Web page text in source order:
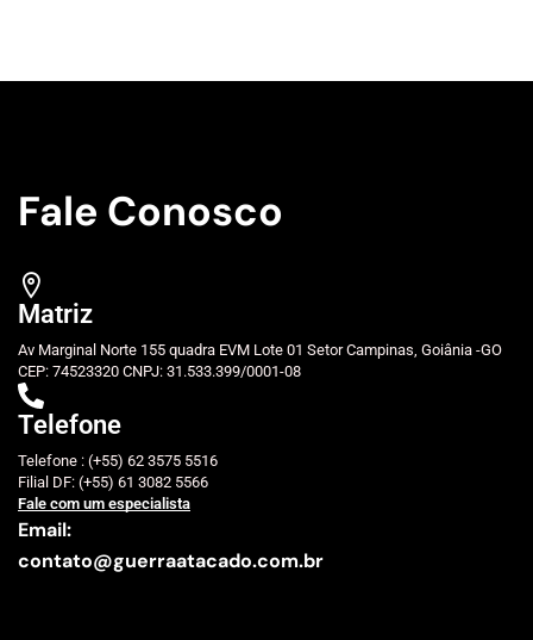
Fale Conosco
Matriz
Av Marginal Norte 155 quadra EVM Lote 01 Setor Campinas, Goiânia -GO
CEP: 74523320 CNPJ: 31.533.399/0001-08
Telefone
Telefone : (+55) 62 3575 5516
Filial DF: (+55) 61 3082 5566
Fale com um especialista
Email:
contato@guerraatacado.com.br